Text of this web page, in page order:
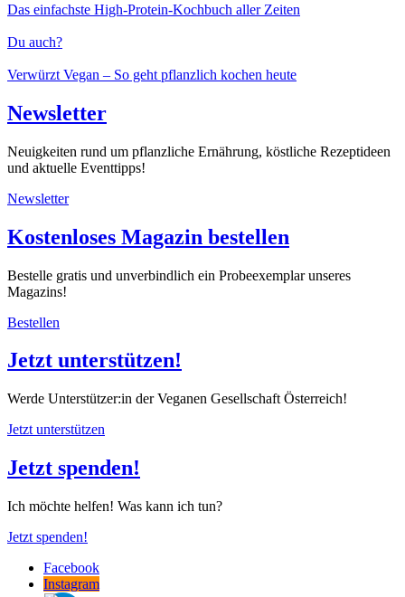
Das einfachste High-Protein-Kochbuch aller Zeiten
Du auch?
Verwürzt Vegan – So geht pflanzlich kochen heute
Newsletter
Neuigkeiten rund um pflanzliche Ernährung, köstliche Rezeptideen
und aktuelle Eventtipps!
Newsletter
Kostenloses Magazin bestellen
Bestelle gratis und unverbindlich ein Probeexemplar unseres
Magazins!
Bestellen
Jetzt unterstützen!
Werde Unterstützer:in der Veganen Gesellschaft Österreich!
Jetzt unterstützen
Jetzt spenden!
Ich möchte helfen! Was kann ich tun?
Jetzt spenden!
Facebook
Instagram